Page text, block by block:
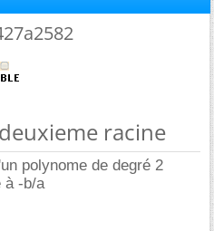
racine
polynome de degré 2
à -b/a